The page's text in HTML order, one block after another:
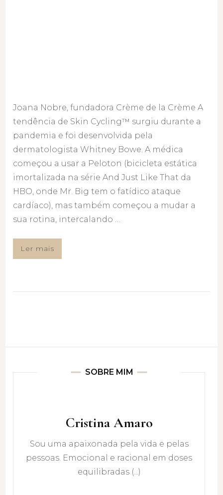
Joana Nobre, fundadora Crème de la Crème A
tendência de Skin Cycling™ surgiu durante a
pandemia e foi desenvolvida pela
dermatologista Whitney Bowe. A médica
começou a usar a Peloton (bicicleta estática
imortalizada na série And Just Like That da
HBO, onde Mr. Big tem o fatídico ataque
cardíaco), mas também começou a mudar a
sua rotina, intercalando …
Ler mais
SOBRE MIM
Cristina Amaro
Sou uma apaixonada pela vida e pelas
pessoas. Emocional e racional em doses
equilibradas (...)